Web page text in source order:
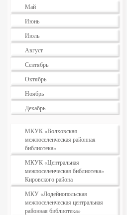
Май
Июнь
Июль
Август
Сентябрь
Октябрь
Ноябрь
Декабрь
МКУК «Волховская
межпоселенческая районная
библиотека»
МКУК «Центральная
межпоселенческая библиотека»
Кировского района
МКУ «Лодейнопольская
межпоселенческая центральная
районная библиотека»